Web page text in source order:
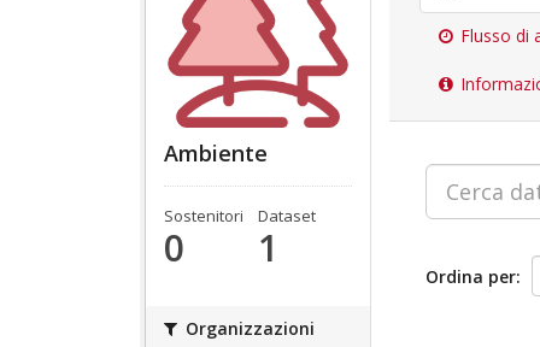
Ambiente
Sostenitori
0
Dataset
1
Organizzazioni
Flusso di
Ordina per